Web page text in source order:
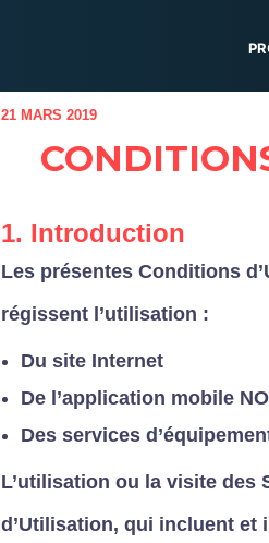
21 MARS 2019
1. Introduction
Les présentes Conditions
régissent l’utilisation :
Du site Internet
De l’application mobile
Des services
L’utilisation ou la visite des
d’Utilisation, qui incluent et